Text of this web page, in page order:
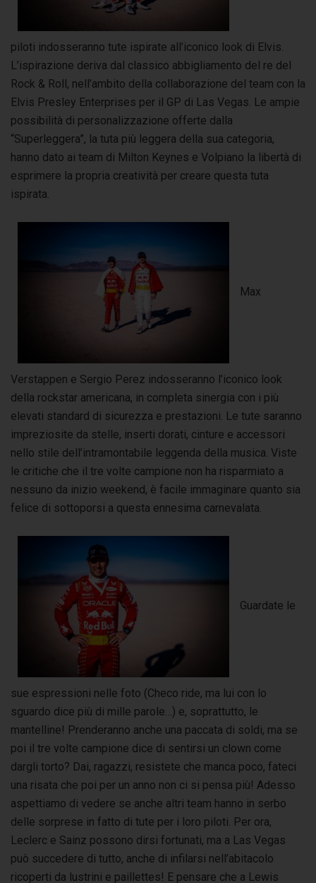
piloti indosseranno tute ispirate all’iconico look di Elvis.
L’ispirazione deriva dal classico abbigliamento del re del
Rock & Roll, nell’ambito della collaborazione del team con la
Elvis Presley Enterprises per il GP di Las Vegas. Le ampie
possibilità di personalizzazione offerte dalla
“Superleggera”, la tuta più leggera della sua categoria,
hanno dato ai team di Milton Keynes e Volpiano la libertà di
esprimere la propria creatività per creare questa tuta
ispirata.
Max
Verstappen e Sergio Perez indosseranno l’iconico look
della rockstar americana, in completa sinergia con i più
elevati standard di sicurezza e prestazioni. Le tute saranno
impreziosite da stelle, inserti dorati, cinture e accessori
nello stile dell’intramontabile leggenda della musica. Viste
le critiche che il tre volte campione non ha risparmiato a
nessuno da inizio weekend, è facile immaginare quanto sia
felice di sottoporsi a questa ennesima carnevalata.
Guardate le
sue espressioni nelle foto (Checo ride, ma lui con lo
sguardo dice più di mille parole…) e, soprattutto, le
mantelline! Prenderanno anche una paccata di soldi, ma se
poi il tre volte campione dice di sentirsi un clown come
dargli torto? Dai, ragazzi, resistete che manca poco, fateci
una risata che poi per un anno non ci si pensa più! Adesso
aspettiamo di vedere se anche altri team hanno in serbo
delle sorprese in fatto di tute per i loro piloti. Per ora,
Leclerc e Sainz possono dirsi fortunati, ma a Las Vegas
può succedere di tutto, anche di infilarsi nell’abitacolo
ricoperti da lustrini e paillettes! E pensare che a Lewis